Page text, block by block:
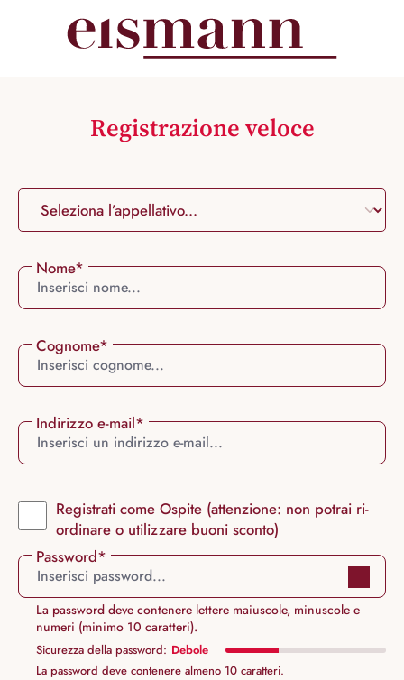
principale
Registrazione veloce
Nome*
Cognome*
Indirizzo e-mail*
Registrati come Ospite (attenzione: non potrai ri-
ordinare o utilizzare buoni sconto)
Password*
La password deve contenere lettere maiuscole, minuscole e
numeri (minimo 10 caratteri).
Sicurezza della password:
La password deve contenere almeno 10 caratteri.